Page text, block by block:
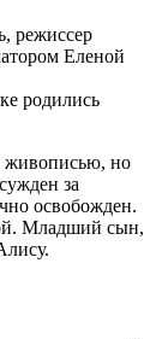
режиссер
Еленой
родились
живописью, но
за
освобожден.
Младший сын,